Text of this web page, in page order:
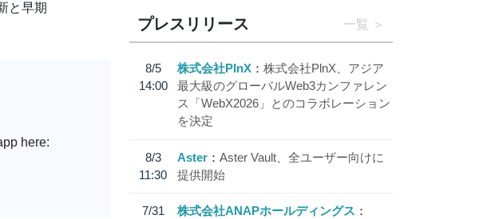
と早期
here:
プレスリリース 一覧
8/5
14:00
株式会社PlnX
株式会社PlnX、アジア
最大級のグローバルWeb3カンファレン
ス「WebX2026」とのコラボレーション
を決定
8/3
11:30
Aster
Aster Vault、全ユーザー向けに
提供開始
7/31
株式会社ANAPホールディングス